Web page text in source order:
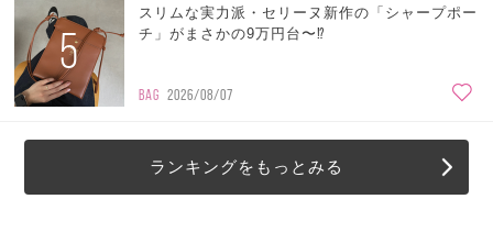
5
スリムな実力派・セリーヌ新作の「シャープポー
チ」がまさかの9万円台〜⁉
BAG 2026/08/07
ランキングをもっとみる